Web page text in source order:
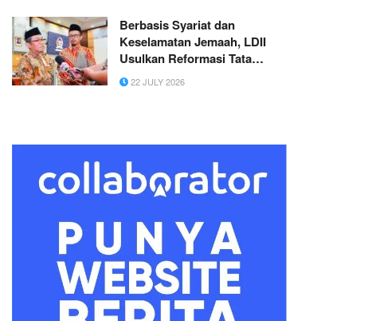
Berbasis Syariat dan
Keselamatan Jemaah, LDII
Usulkan Reformasi Tata
Kelola Ibadah Haji ke DPR RI
22 JULY 2026